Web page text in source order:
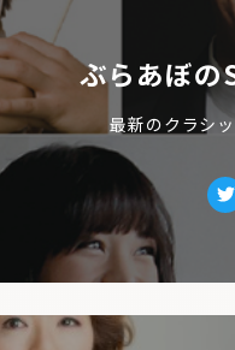
ぶらあぼの
最新のクラシ